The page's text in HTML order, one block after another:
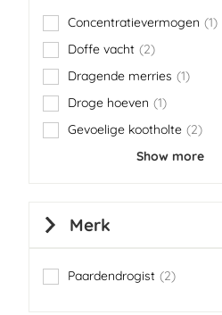
Concentratievermogen 1
item
Doffe vacht
2
items
Dragende merries
1
item
Droge hoeven
1
item
Gevoelige kootholte
2
items
Show more
Merk
Paardendrogist 2
items